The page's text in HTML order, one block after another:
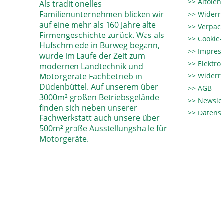
Als traditionelles
Familienunternehmen blicken wir
auf eine mehr als 160 Jahre alte
Firmengeschichte zurück. Was als
Hufschmiede in Burweg begann,
wurde im Laufe der Zeit zum
modernen Landtechnik und
Motorgeräte Fachbetrieb in
Düdenbüttel. Auf unserem über
3000m² großen Betriebsgelände
finden sich neben unserer
Fachwerkstatt auch unsere über
500m² große Ausstellungshalle für
Motorgeräte.
AGB